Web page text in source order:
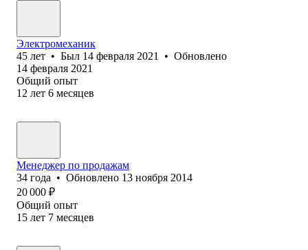
Электромеханик
45 лет • Был 14 февраля 2021 • Обновлено
14 февраля 2021
Общий опыт
12 лет 6 месяцев
Менеджер по продажам
34 года • Обновлено 13 ноября 2014
20 000 ₽
Общий опыт
15 лет 7 месяцев